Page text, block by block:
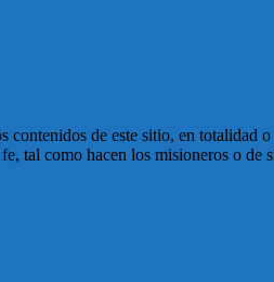
de este sitio, en
tal como hacen los misioneros o de